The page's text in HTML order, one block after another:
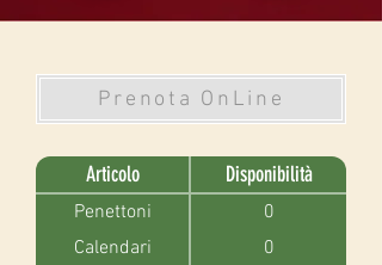
Prenota OnLine
Articolo Disponibilità
Penettoni
0
Calendari
0